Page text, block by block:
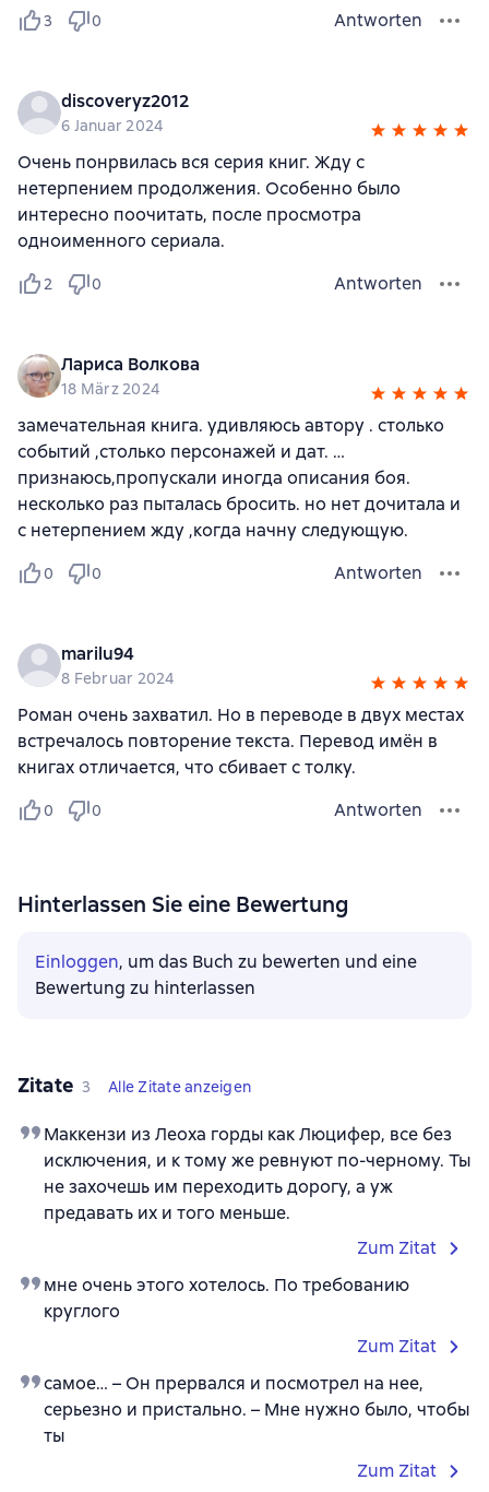
3 0 Antworten
discoveryz2012
6 Januar 2024
Очень понрвилась вся серия книг. Жду с
нетерпением продолжения. Особенно было
интересно поочитать, после просмотра
одноименного сериала.
2 0 Antworten
Лариса Волкова
18 März 2024
замечательная книга. удивляюсь автору . столько
событий ,столько персонажей и дат. …
признаюсь,пропускали иногда описания боя.
несколько раз пыталась бросить. но нет дочитала и
с нетерпением жду ,когда начну следующую.
0 0 Antworten
marilu94
8 Februar 2024
Роман очень захватил. Но в переводе в двух местах
встречалось повторение текста. Перевод имён в
книгах отличается, что сбивает с толку.
0 0 Antworten
Hinterlassen Sie eine Bewertung
Einloggen, um das Buch zu bewerten und eine
Bewertung zu hinterlassen
Zitate 3 Alle Zitate anzeigen
Маккензи из Леоха горды как Люцифер, все без
исключения, и к тому же ревнуют по-черному. Ты
не захочешь им переходить дорогу, а уж
предавать их и того меньше.
Zum Zitat
мне очень этого хотелось. По требованию
круглого
Zum Zitat
самое… – Он прервался и посмотрел на нее,
серьезно и пристально. – Мне нужно было, чтобы
ты
Zum Zitat